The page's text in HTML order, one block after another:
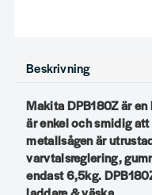
Beskrivning
Makita DPB180Z är
är enkel och smidig
metallsågen är
varvtalsreglering,
endast 6,5kg.